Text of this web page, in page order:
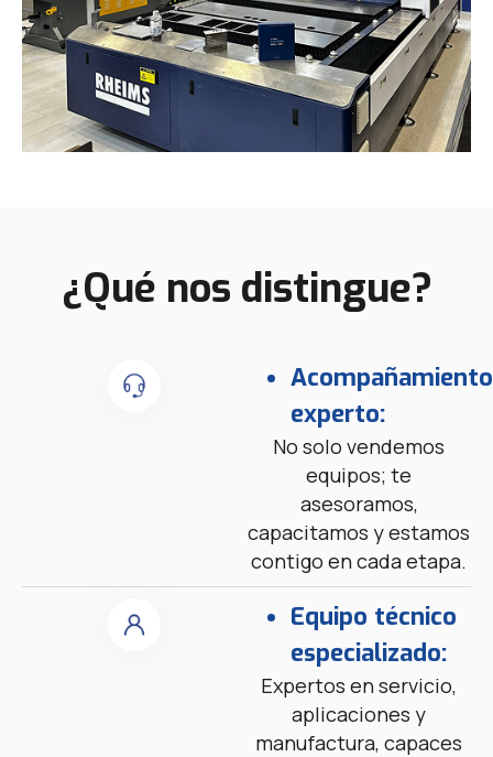
¿Qué nos distingue?
Acompañamiento
experto:
No solo vendemos
equipos; te
asesoramos,
capacitamos y estamos
contigo en cada etapa.
Equipo técnico
especializado:
Expertos en servicio,
aplicaciones y
manufactura, capaces